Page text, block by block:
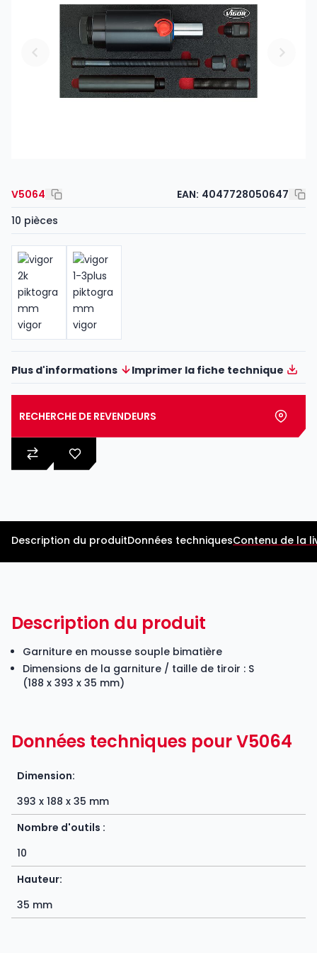
V5064 EAN: 4047728050647
10 pièces
Plus d'informations Imprimer la fiche technique
RECHERCHE DE REVENDEURS
Description du produitDonnées techniquesContenu de la
Description du produit
Garniture en mousse souple bimatière
Dimensions de la garniture / taille de tiroir : S
(188 x 393 x 35 mm)
Données techniques pour V5064
Dimension:
393 x 188 x 35 mm
Nombre d'outils :
10
Hauteur:
35 mm